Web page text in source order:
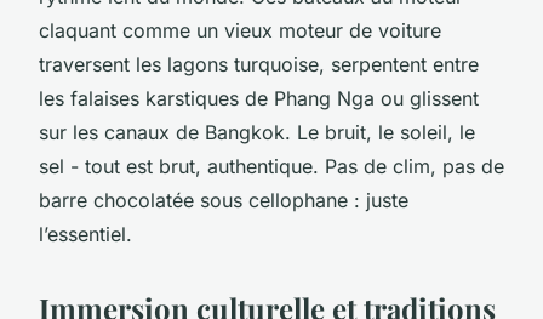
claquant comme un vieux moteur de voiture
traversent les lagons turquoise, serpentent entre
les falaises karstiques de Phang Nga ou glissent
sur les canaux de Bangkok. Le bruit, le soleil, le
sel - tout est brut, authentique. Pas de clim, pas de
barre chocolatée sous cellophane : juste
l’essentiel.
Immersion culturelle et traditions